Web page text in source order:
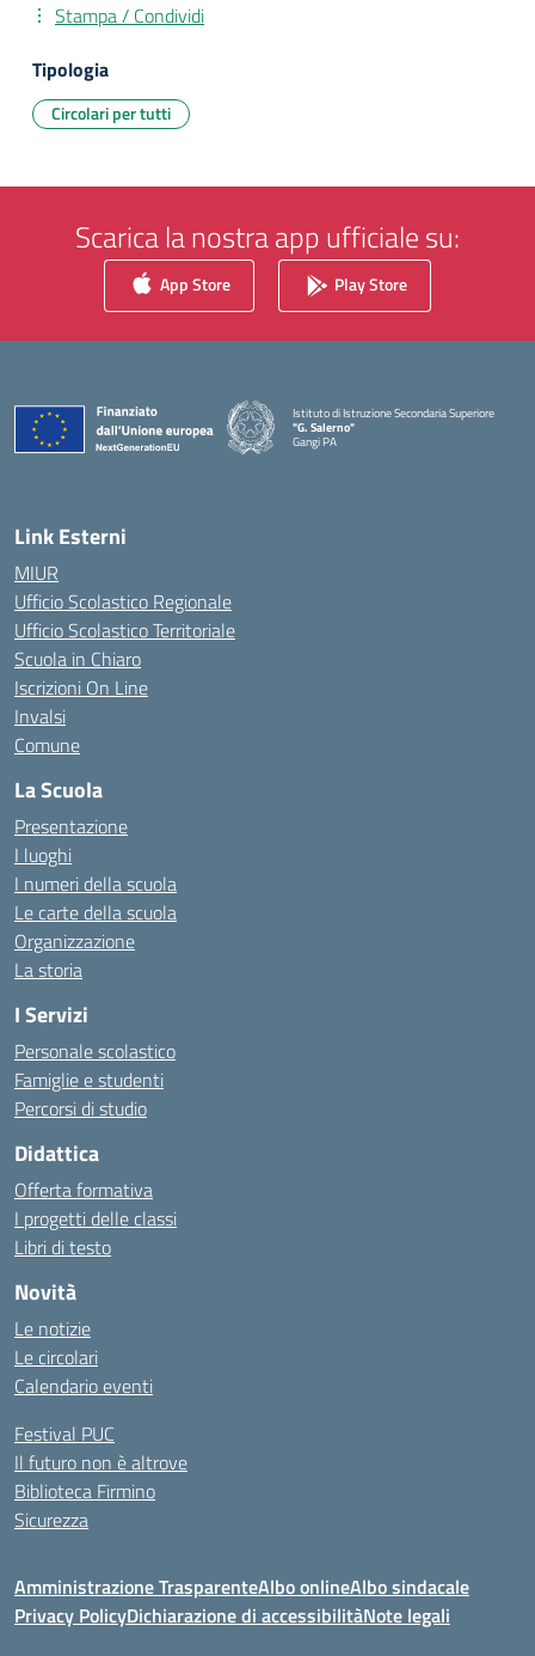
Stampa / Condividi
Tipologia
Circolari per tutti
Scarica la nostra app ufficiale su:
App Store Play Store
Istituto di Istruzione Secondaria Superiore
"G. Salerno"
Gangi PA
— Visita la pagina iniziale della scuola
Link Esterni
MIUR
Ufficio Scolastico Regionale
Ufficio Scolastico Territoriale
Scuola in Chiaro
Iscrizioni On Line
Invalsi
Comune
La Scuola
Presentazione
I luoghi
I numeri della scuola
Le carte della scuola
Organizzazione
La storia
I Servizi
Personale scolastico
Famiglie e studenti
Percorsi di studio
Didattica
Offerta formativa
I progetti delle classi
Libri di testo
Novità
Le notizie
Le circolari
Calendario eventi
Festival PUC
Il futuro non è altrove
Biblioteca Firmino
Sicurezza
Amministrazione TrasparenteAlbo onlineAlbo sindacale
Privacy PolicyDichiarazione di accessibilitàNote legali